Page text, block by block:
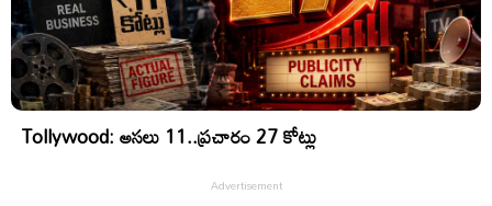
Tollywood: అసలు 11..ప్రచారం 27 కోట్లు